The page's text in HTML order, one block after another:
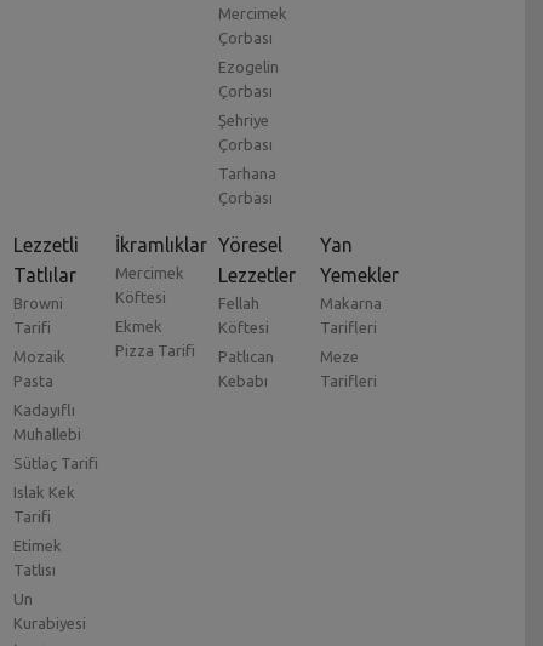
Mercimek
Çorbası
Ezogelin
Çorbası
Şehriye
Çorbası
Tarhana
Çorbası
Lezzetli
Tatlılar
Browni
Tarifi
Mozaik
Pasta
Kadayıflı
Muhallebi
Sütlaç Tarifi
Islak Kek
Tarifi
Etimek
Tatlısı
Un
Kurabiyesi
İkramlıklar
Mercimek
Köftesi
Ekmek
Pizza Tarifi
Yöresel
Lezzetler
Fellah
Köftesi
Patlıcan
Kebabı
Yan
Yemekler
Makarna
Tarifleri
Meze
Tarifleri